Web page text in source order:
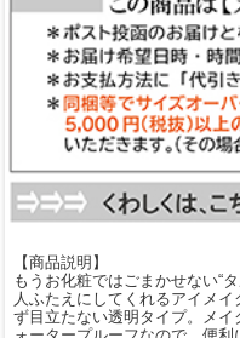
【商品説明】
もうお化粧ではごまかせない“
人ふたえにしてくれるアイメ
ず目立たない透明タイプ。メ